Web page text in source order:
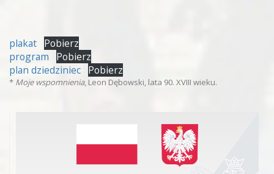
plakat Pobierz
program
Pobierz
plan dziedziniec Pobierz
* Moje wspomnienia, Leon Dębowski, lata 90. XVIII wieku.